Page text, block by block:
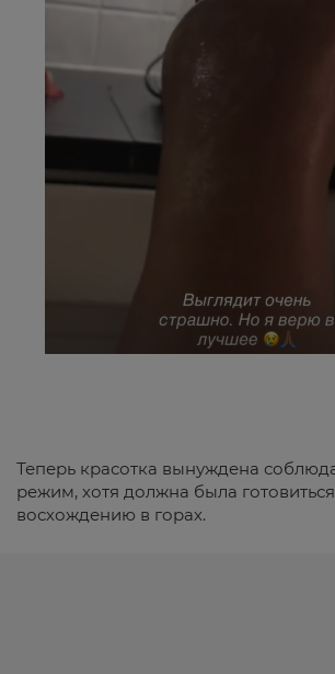
Теперь красотка вынуждена
режим, хотя должна была
восхождению в горах.